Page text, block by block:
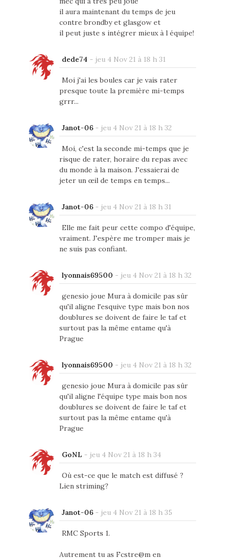
il aura maintenant du temps de jeu
contre brondby et glasgow et
il peut juste s intégrer mieux à l équipe!
dede74 - jeu 4 Nov 21 à 18 h 31
Moi j'ai les boules car je vais rater
presque toute la première mi-temps
grrr...
Janot-06- jeu 4 Nov 21 à 18 h 32
Moi, c'est la seconde mi-temps que je
risque de rater, horaire du repas avec
du monde à la maison. J'essaierai de
jeter un œil de temps en temps...
Janot-06- jeu 4 Nov 21 à 18 h 31
Elle me fait peur cette compo d'équipe,
vraiment. J'espère me tromper mais je
ne suis pas confiant.
lyonnais69500 - jeu 4 Nov 21 à 18 h 32
genesio joue Mura à domicile pas sûr
qu'il aligne l'esquive type mais bon nos
doublures se doivent de faire le taf et
surtout pas la même entame qu'à
Prague
lyonnais69500 - jeu 4 Nov 21 à 18 h 32
genesio joue Mura à domicile pas sûr
qu'il aligne l'équipe type mais bon nos
doublures se doivent de faire le taf et
surtout pas la même entame qu'à
Prague
GoNL - jeu 4 Nov 21 à 18 h 34
Où est-ce que le match est diffusé ?
Lien striming?
Janot-06- jeu 4 Nov 21 à 18 h 35
RMC Sports 1.
Autrement tu as Fcstre@m en